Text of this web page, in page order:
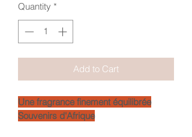
Quantity *
Add to Cart
Une fragrance finement équilibrée
Souvenirs d'Afrique